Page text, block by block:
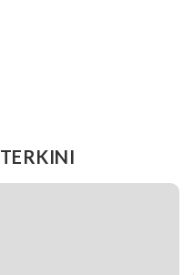
TERKINI